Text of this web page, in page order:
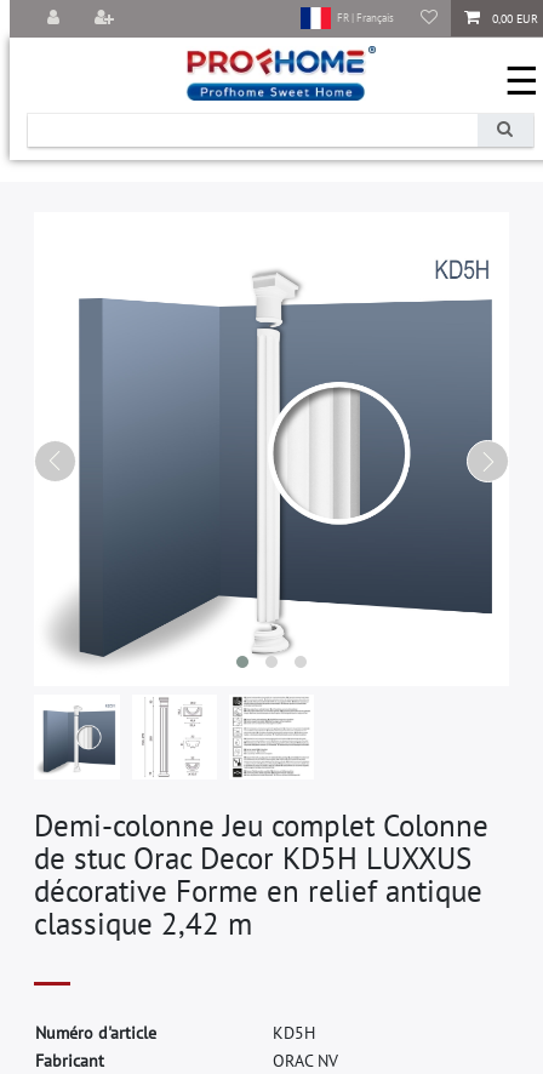
0,00 EUR
FR | Français
☰
Demi-colonne Jeu complet Colonne
de stuc Orac Decor KD5H LUXXUS
décorative Forme en relief antique
classique 2,42 m
Numéro d'article KD5H
Fabricant ORAC NV